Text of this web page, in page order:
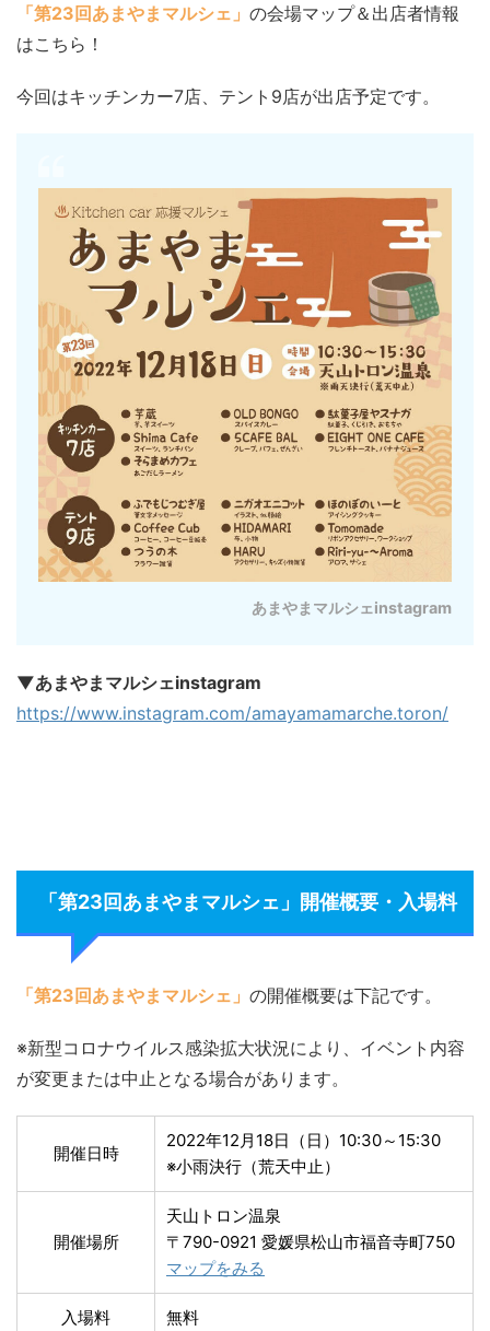
「第23回あまやまマルシェ」 の会場マップ＆出店者情報
はこちら！
今回はキッチンカー7店、テント9店が出店予定です。
あまやまマルシェinstagram
▼あまやまマルシェinstagram
https://www.instagram.com/amayamamarche.toron/
「第23回あまやまマルシェ」開催概要・入場料
「第23回あまやまマルシェ」 の開催概要は下記です。
※新型コロナウイルス感染拡大状況により、イベント内容
が変更または中止となる場合があります。
開催日時
2022年12月18日（日）10:30～15:30
※小雨決行（荒天中止）
開催場所
天山トロン温泉
〒790-0921 愛媛県松山市福音寺町750
マップをみる
入場料 無料